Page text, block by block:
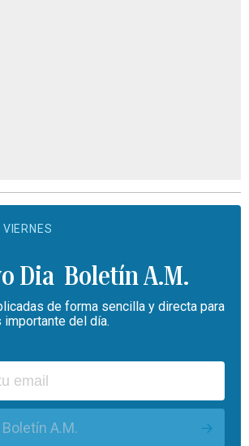
Boletín A.M.
de forma sencilla y directa para
del día.
A.M.